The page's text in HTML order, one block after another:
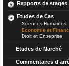
Rapports de stages
Etudes de Cas
Sciences Humaines
Economie et
Droit et Entreprise
Etudes de Marché
Commentaires